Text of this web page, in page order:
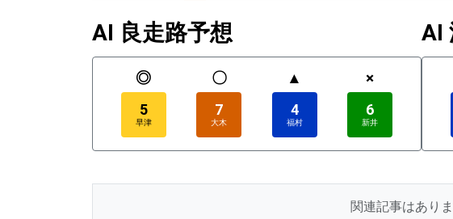
AI 良走路予想
◎
5
早津
〇
7
大木
▲
4
福村
×
6
新井
AI
関連記事はありま